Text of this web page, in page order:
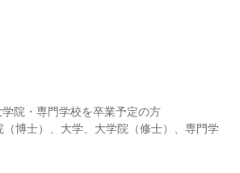
院・専門学校を卒業予定の方
博士）、大学、大学院（修士）、専門学